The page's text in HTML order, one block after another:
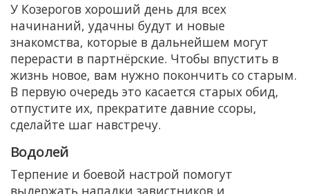
У Козерогов хороший день для всех
начинаний, удачны будут и новые
знакомства, которые в дальнейшем могут
перерасти в партнёрские. Чтобы впустить в
жизнь новое, вам нужно покончить со старым.
В первую очередь это касается старых обид,
отпустите их, прекратите давние ссоры,
сделайте шаг навстречу.
Водолей
Терпение и боевой настрой помогут